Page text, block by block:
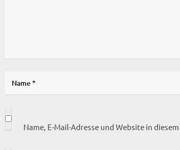
Name, E-Mail-Adresse und Website in